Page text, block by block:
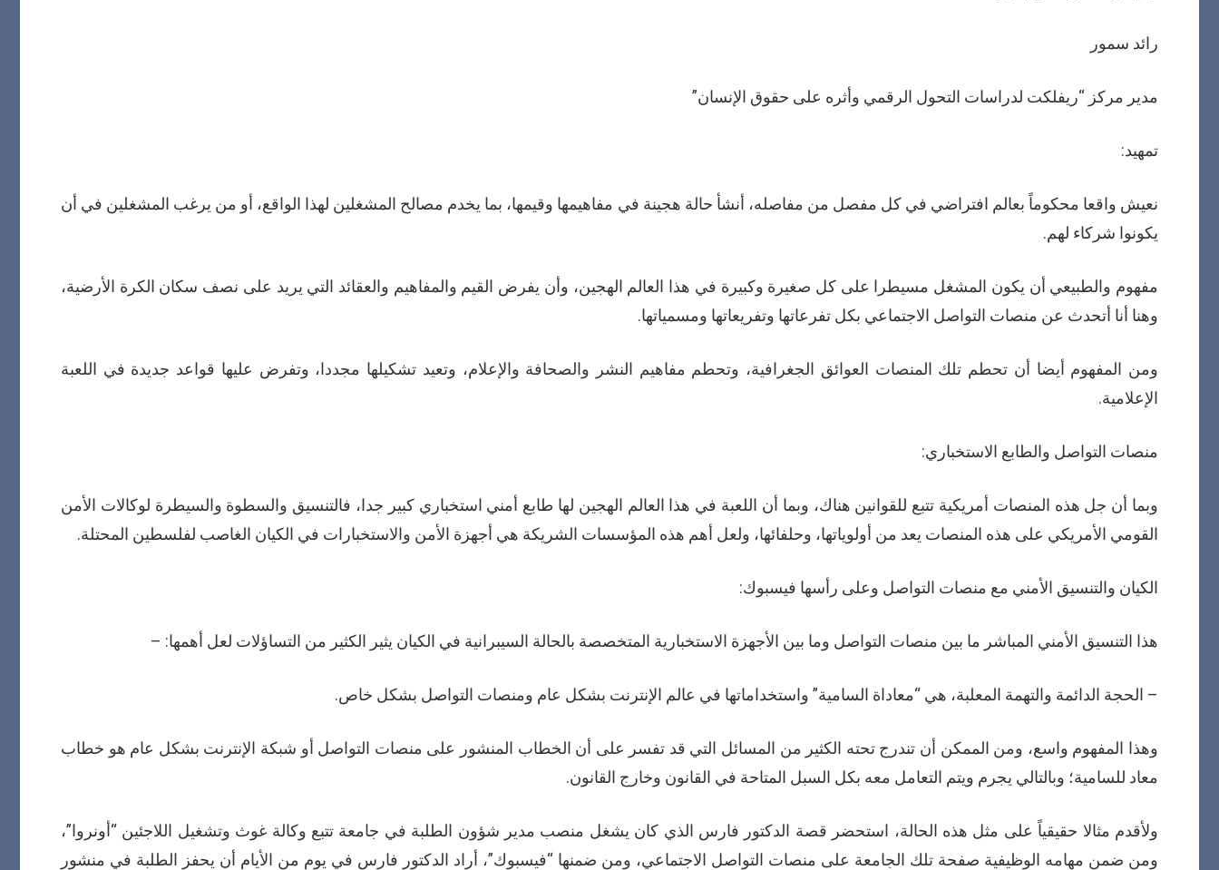
رائد سمور
مدير مركز “ريفلكت لدراسات التحول الرقمي وأثره على حقوق الإنسان”
تمهيد:
نعيش واقعا محكوماً بعالم افتراضي في كل مفصل من مفاصله، أنشأ حالة هجينة في مفاهيمها وقيمها، بما يخدم مصالح المشغلين لهذا الواقع، أو من يرغب المشغلين في أن
يكونوا شركاء لهم.
مفهوم والطبيعي أن يكون المشغل مسيطرا على كل صغيرة وكبيرة في هذا العالم الهجين، وأن يفرض القيم والمفاهيم والعقائد التي يريد على نصف سكان الكرة الأرضية،
وهنا أنا أتحدث عن منصات التواصل الاجتماعي بكل تفرعاتها وتفريعاتها ومسمياتها.
ومن المفهوم أيضا أن تحطم تلك المنصات العوائق الجغرافية، وتحطم مفاهيم النشر والصحافة والإعلام، وتعيد تشكيلها مجددا، وتفرض عليها قواعد جديدة في اللعبة
الإعلامية.
منصات التواصل والطابع الاستخباري:
وبما أن جل هذه المنصات أمريكية تتبع للقوانين هناك، وبما أن اللعبة في هذا العالم الهجين لها طابع أمني استخباري كبير جدا، فالتنسيق والسطوة والسيطرة لوكالات الأمن
القومي الأمريكي على هذه المنصات يعد من أولوياتها، وحلفائها، ولعل أهم هذه المؤسسات الشريكة هي أجهزة الأمن والاستخبارات في الكيان الغاصب لفلسطين المحتلة.
الكيان والتنسيق الأمني مع منصات التواصل وعلى رأسها فيسبوك:
هذا التنسيق الأمني المباشر ما بين منصات التواصل وما بين الأجهزة الاستخبارية المتخصصة بالحالة السيبرانية في الكيان يثير الكثير من التساؤلات لعل أهمها: –
– الحجة الدائمة والتهمة المعلبة، هي “معاداة السامية” واستخداماتها في عالم الإنترنت بشكل عام ومنصات التواصل بشكل خاص.
وهذا المفهوم واسع، ومن الممكن أن تندرج تحته الكثير من المسائل التي قد تفسر على أن الخطاب المنشور على منصات التواصل أو شبكة الإنترنت بشكل عام هو خطاب
معاد للسامية؛ وبالتالي يجرم ويتم التعامل معه بكل السبل المتاحة في القانون وخارج القانون.
ولأقدم مثالا حقيقياً على مثل هذه الحالة، استحضر قصة الدكتور فارس الذي كان يشغل منصب مدير شؤون الطلبة في جامعة تتبع وكالة غوث وتشغيل اللاجئين “أونروا”،
ومن ضمن مهامه الوظيفية صفحة تلك الجامعة على منصات التواصل الاجتماعي، ومن ضمنها “فيسبوك”، أراد الدكتور فارس في يوم من الأيام أن يحفز الطلبة في منشور